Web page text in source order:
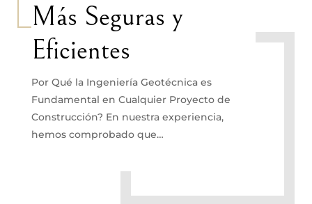
Más Seguras y
Eficientes
Por Qué la Ingeniería Geotécnica es
Fundamental en Cualquier Proyecto de
Construcción? En nuestra experiencia,
hemos comprobado que…